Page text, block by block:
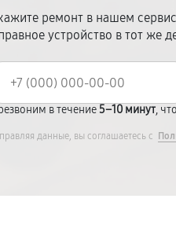
ремонт в нашем
устройство в тот же
в течение 5–10 минут,
данные, вы соглашаетесь с